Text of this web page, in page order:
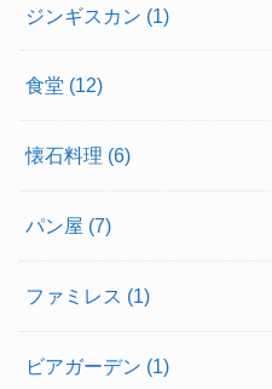
ジンギスカン (1)
食堂 (12)
懐石料理 (6)
パン屋 (7)
ファミレス (1)
ビアガーデン (1)